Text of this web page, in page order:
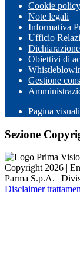
Cookie policy
Note legali
Informativa
Ufficio
Obiettivi di
Gestione
Pagina
Sezione
Copyright 2026 |
Parma S.p.A. |
Disclaimer